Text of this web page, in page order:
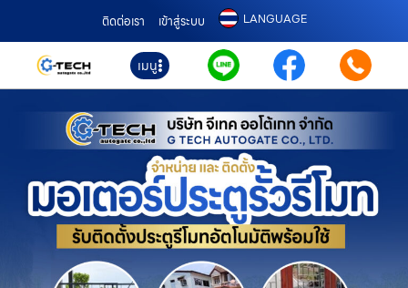
ติดต่อเรา เข้าสู่ระบบ LANGUAGE
เมนู